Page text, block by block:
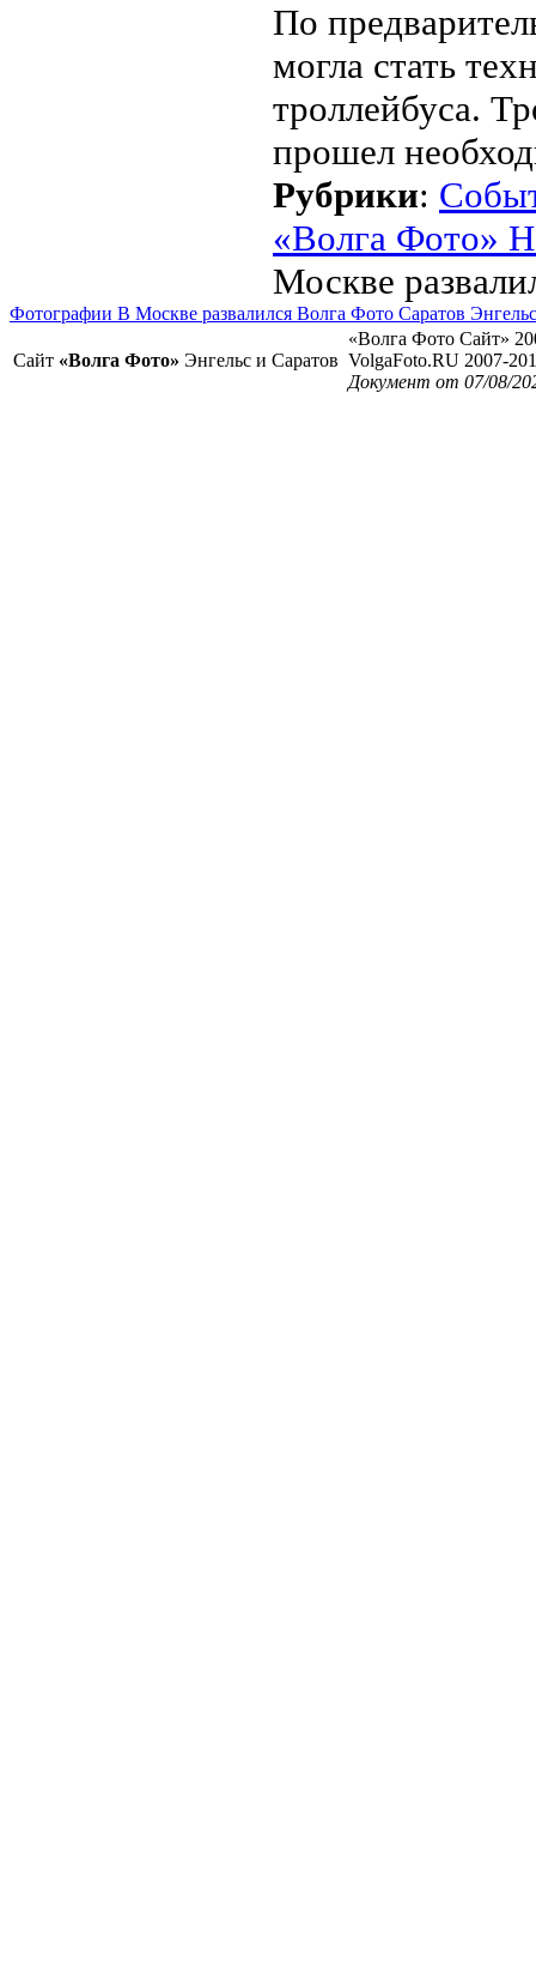
По
могла стать
троллейбуса.
прошел
Рубрики:
«Волга Фото»
Москве
Фотографии В Москве развалился Волга Фото Саратов Энгельс
Сайт «Волга Фото» Энгельс и Саратов
«Волга Фото Сайт»
VolgaFoto.RU 2007-
Документ от 07/08/